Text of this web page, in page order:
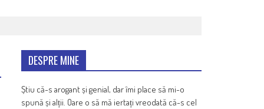
DESPRE MINE
Știu că-s arogant și genial, dar îmi place să mi-o
spună și alții. Oare o să mă iertați vreodată că-s cel